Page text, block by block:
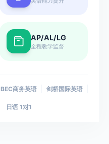
查看更多
医学考博
专升本
AP/AL/LG
全程教学监督
BEC商务英语 剑桥国际英语
日语 1对1